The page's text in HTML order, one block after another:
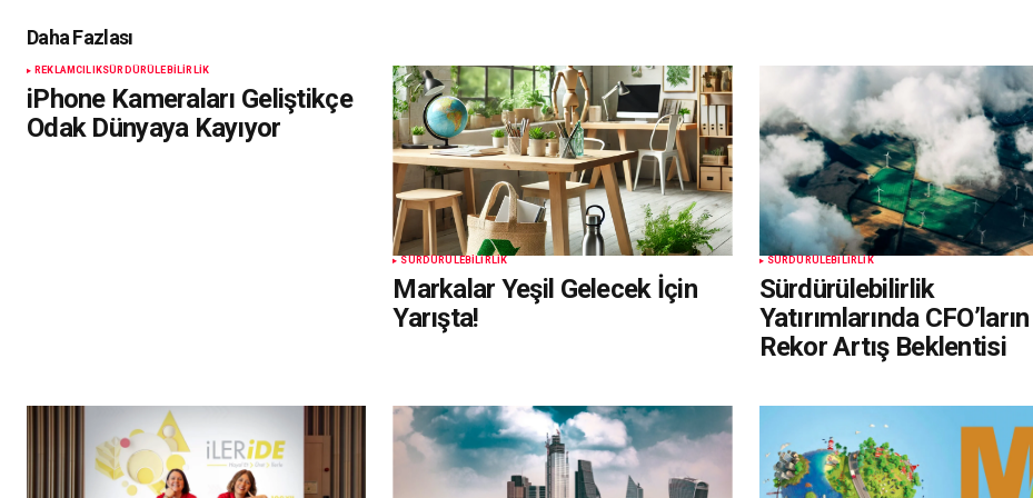
Daha Fazlası
REKLAMCILIKSÜRDÜRÜLEBILIRLIK
iPhone Kameraları Geliştikçe
Odak Dünyaya Kayıyor
SÜRDÜRÜLEBILIRLIK
Markalar Yeşil Gelecek İçin
Yarışta!
SÜRDÜRÜLEBILIRLIK
Sürdürülebilirlik
Yatırımlarında CFO’ların
Rekor Artış Beklentisi